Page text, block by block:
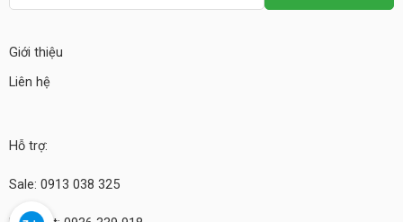
Giới thiệu
Liên hệ
Hỗ trợ:
Sale: 0913 038 325